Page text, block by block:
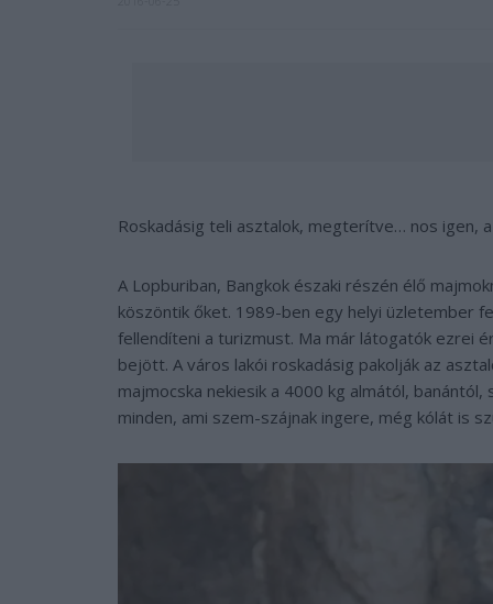
Roskadásig teli asztalok, megterítve… nos igen, a
A Lopburiban, Bangkok északi részén élő
köszöntik őket. 1989-ben egy helyi üzletember
fellendíteni a turizmust. Ma már látogatók ezrei
bejött. A város lakói roskadásig pakolják az
majmocska nekiesik a 4000 kg almától,
minden, ami szem-szájnak ingere, még kólát is